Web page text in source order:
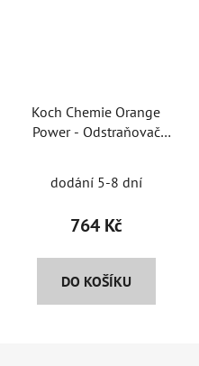
Koch Chemie Orange
Power - Odstraňovač
dodání 5-8 dní
764 Kč
DO KOŠÍKU